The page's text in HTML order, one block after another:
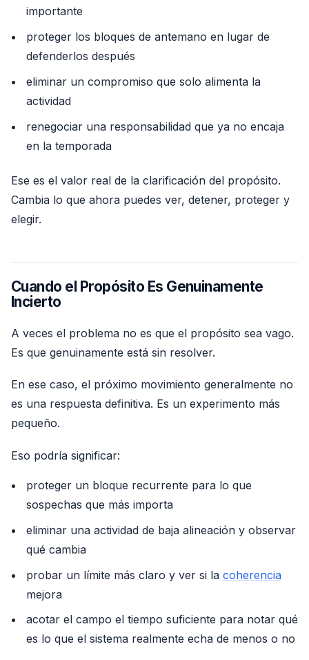
importante
proteger los bloques de antemano en lugar de
defenderlos después
eliminar un compromiso que solo alimenta la
actividad
renegociar una responsabilidad que ya no encaja
en la temporada
Ese es el valor real de la clarificación del propósito.
Cambia lo que ahora puedes ver, detener, proteger y
elegir.
Cuando el Propósito Es Genuinamente
Incierto
A veces el problema no es que el propósito sea vago.
Es que genuinamente está sin resolver.
En ese caso, el próximo movimiento generalmente no
es una respuesta definitiva. Es un experimento más
pequeño.
Eso podría significar:
proteger un bloque recurrente para lo que
sospechas que más importa
eliminar una actividad de baja alineación y observar
qué cambia
probar un límite más claro y ver si la coherencia
mejora
acotar el campo el tiempo suficiente para notar qué
es lo que el sistema realmente echa de menos o no